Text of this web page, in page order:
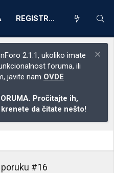
REGISTRACIJA
2.1.1, ukoliko imate
foruma, ili
javite nam OVDE
Pročitajte ih,
da čitate nešto!
#16